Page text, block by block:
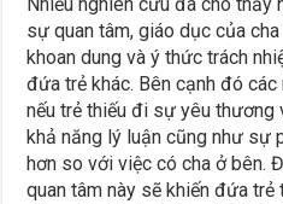
sự quan tâm, giáo dục của
khoan dung và ý thức trách
đứa trẻ khác. Bên cạnh đó
nếu trẻ thiếu đi sự yêu thương
khả năng lý luận cũng như sự
hơn so với việc có cha ở bên.
quan tâm này sẽ khiến đứa trẻ